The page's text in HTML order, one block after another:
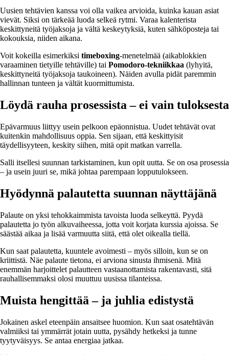
Uusien tehtävien kanssa voi olla vaikea arvioida, kuinka kauan asiat
vievät. Siksi on tärkeää luoda selkeä rytmi. Varaa kalenterista
keskittyneitä työjaksoja ja vältä keskeytyksiä, kuten sähköposteja tai
kokouksia, niiden aikana.
Voit kokeilla esimerkiksi timeboxing-menetelmää (aikablokkien
varaaminen tietyille tehtäville) tai Pomodoro-tekniikkaa (lyhyitä,
keskittyneitä työjaksoja taukoineen). Näiden avulla pidät paremmin
hallinnan tunteen ja vältät kuormittumista.
Löydä rauha prosessista – ei vain tuloksesta
Epävarmuus liittyy usein pelkoon epäonnistua. Uudet tehtävät ovat
kuitenkin mahdollisuus oppia. Sen sijaan, että keskittyisit
täydellisyyteen, keskity siihen, mitä opit matkan varrella.
Salli itsellesi suunnan tarkistaminen, kun opit uutta. Se on osa prosessia
– ja usein juuri se, mikä johtaa parempaan lopputulokseen.
Hyödynnä palautetta suunnan näyttäjänä
Palaute on yksi tehokkaimmista tavoista luoda selkeyttä. Pyydä
palautetta jo työn alkuvaiheessa, jotta voit korjata kurssia ajoissa. Se
säästää aikaa ja lisää varmuutta siitä, että olet oikealla tiellä.
Kun saat palautetta, kuuntele avoimesti – myös silloin, kun se on
kriittistä. Näe palaute tietona, ei arviona sinusta ihmisenä. Mitä
enemmän harjoittelet palautteen vastaanottamista rakentavasti, sitä
rauhallisemmaksi olosi muuttuu uusissa tilanteissa.
Muista hengittää – ja juhlia edistystä
Jokainen askel eteenpäin ansaitsee huomion. Kun saat osatehtävän
valmiiksi tai ymmärrät jotain uutta, pysähdy hetkeksi ja tunne
tyytyväisyys. Se antaa energiaa jatkaa.